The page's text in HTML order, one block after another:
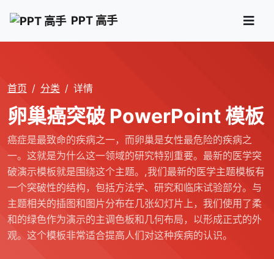
PPT 高手
首页 分类 详情
卵巢癌突破 PowerPoint 模板
癌症是最致命的疾病之一，而卵巢是女性最危险的疾病之
一。这就是为什么这一领域的研究特别重要。最新的医学突
破演示模板就是围绕这个主题。,我们最新的医学主题模板有
一个突破性的结构，包括方法学、研究和临床试验部分。与
主题相关的插图和图片分布在几张幻灯片上，我们使用了柔
和的绿色作为演示的主调色板和几何布局，以形成正式的外
观。这个模板非常适合提高人们对这种疾病的认识。